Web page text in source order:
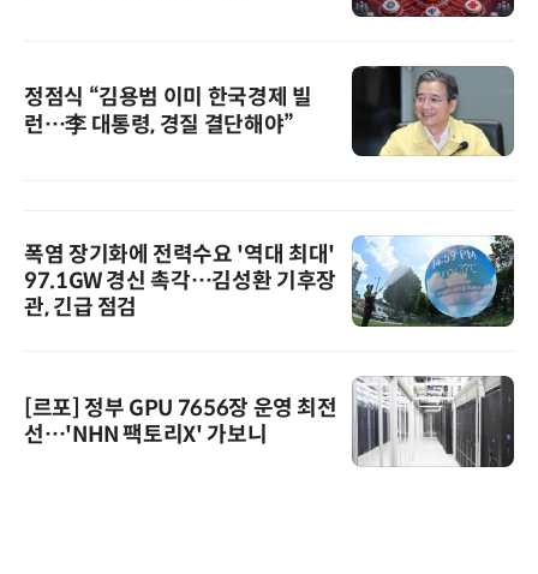
정점식 “김용범 이미 한국경제 빌
런…李 대통령, 경질 결단해야”
폭염 장기화에 전력수요 '역대 최대'
97.1GW 경신 촉각…김성환 기후장
관, 긴급 점검
[르포] 정부 GPU 7656장 운영 최전
선…'NHN 팩토리X' 가보니